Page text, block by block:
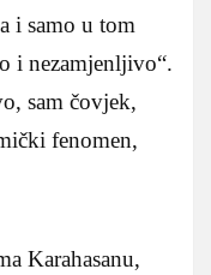
i samo u tom
i nezamjenljivo“.
sam čovjek,
fenomen,
Karahasanu,